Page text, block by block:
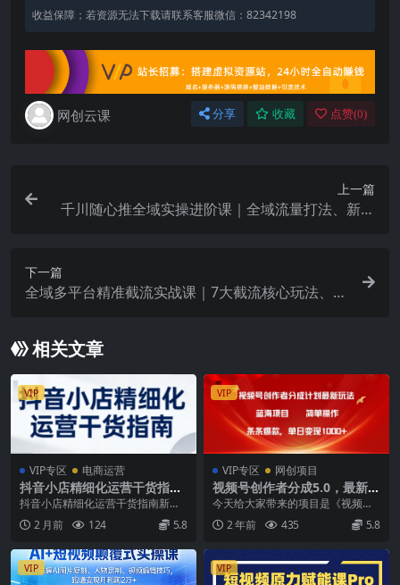
收益保障；若资源无法下载请联系客服微信：82342198
网创云课 分享 收藏 点赞(0)
上一篇
千川随心推全域实操进阶课｜全域流量打法、新号
下一篇
全域多平台精准截流实战课｜7大截流核心玩法、6
准打粉闭环教程
相关文章
VIP
VIP专区 电商运营
抖音小店精细化运营干货指南
新版，助力商家系统提升店铺
抖音小店精细化运营干货指南新
版，助力商家系统提升店铺运营能
力（更新26年6月） ...
2 月前 124 5.8
VIP
VIP专区 网创项目
视频号创作者分成5.0，最新方
法，条条爆款，简单无脑，单
今天给大家带来的项目是《视频号
创作者分成5.0玩法，条条爆款，单
日1000+》 ...
2 年前 435 5.8
VIP VIP